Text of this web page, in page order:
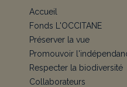
Accueil
Fonds L'OCCITANE
Préserver la vue
Promouvoir
Respecter la biodiversité
Collaborateurs